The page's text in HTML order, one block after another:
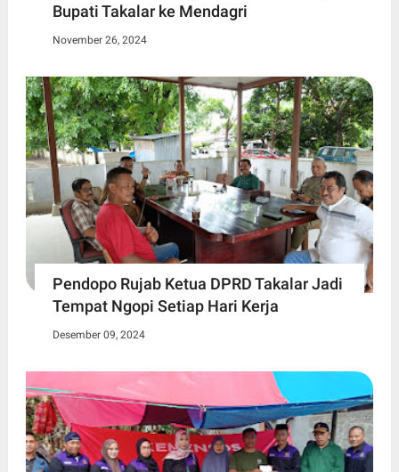
Bupati Takalar ke Mendagri
November 26, 2024
Pendopo Rujab Ketua DPRD Takalar Jadi
Tempat Ngopi Setiap Hari Kerja
Desember 09, 2024